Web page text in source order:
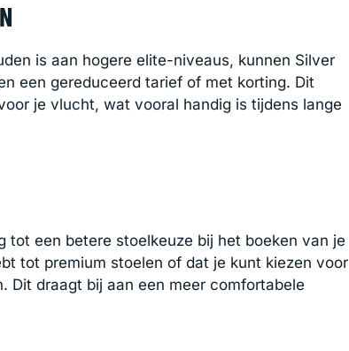
is aan hogere elite-niveaus, kunnen Silver
een gereduceerd tarief of met korting. Dit
je vlucht, wat vooral handig is tijdens lange
tot een betere stoelkeuze bij het boeken van je
tot premium stoelen of dat je kunt kiezen voor
Dit draagt bij aan een meer comfortabele